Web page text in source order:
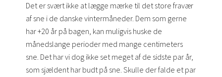
Det er svært ikke at lægge mærke til det store fravær
af sne i de danske vintermåneder. Dem som gerne
har +20 år på bagen, kan muligvis huske de
månedslange perioder med mange centimeters
sne. Det har vi dog ikke set meget af de sidste par år,
som sjældent har budt på sne. Skulle der falde et par